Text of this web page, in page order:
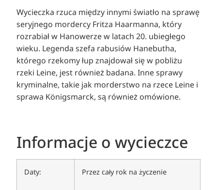
Wycieczka rzuca między innymi światło na sprawę
seryjnego mordercy Fritza Haarmanna, który
rozrabiał w Hanowerze w latach 20. ubiegłego
wieku. Legenda szefa rabusiów Hanebutha,
którego rzekomy łup znajdował się w pobliżu
rzeki Leine, jest również badana. Inne sprawy
kryminalne, takie jak morderstwo na rzece Leine i
sprawa Königsmarck, są również omówione.
Informacje o wycieczce
Daty: Przez cały rok na życzenie